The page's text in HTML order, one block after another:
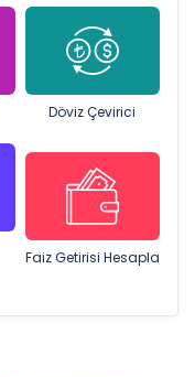
Döviz Çevirici
Faiz Getirisi Hesapla